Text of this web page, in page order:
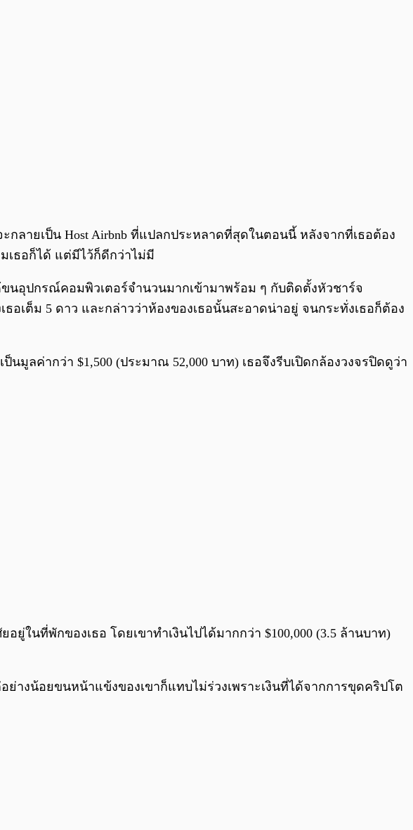
0:00 0:00
กลายเป็น Host Airbnb ที่แปลกประหลาดที่สุดในตอนนี้ หลังจากที่เธอต้อง
เธอก็ได้ แต่มีไว้ก็ดีกว่าไม่มี
ขนอุปกรณ์คอมพิวเตอร์จำนวนมากเข้ามาพร้อม ๆ กับติดตั้งหัวชาร์จ
เต็ม 5 ดาว และกล่าวว่าห้องของเธอนั้นสะอาดน่าอยู่ จนกระทั่งเธอก็ต้อง
มูลค่ากว่า $1,500 (ประมาณ 52,000 บาท) เธอจึงรีบเปิดกล้องวงจรปิดดูว่า
ในที่พักของเธอ​ โดยเขาทำเงินไปได้มากกว่า $100,000 (3.5 ล้านบาท)
างน้อยขนหน้าแข้งของเขาก็แทบไม่ร่วงเพราะเงินที่ได้จากการขุดคริปโต